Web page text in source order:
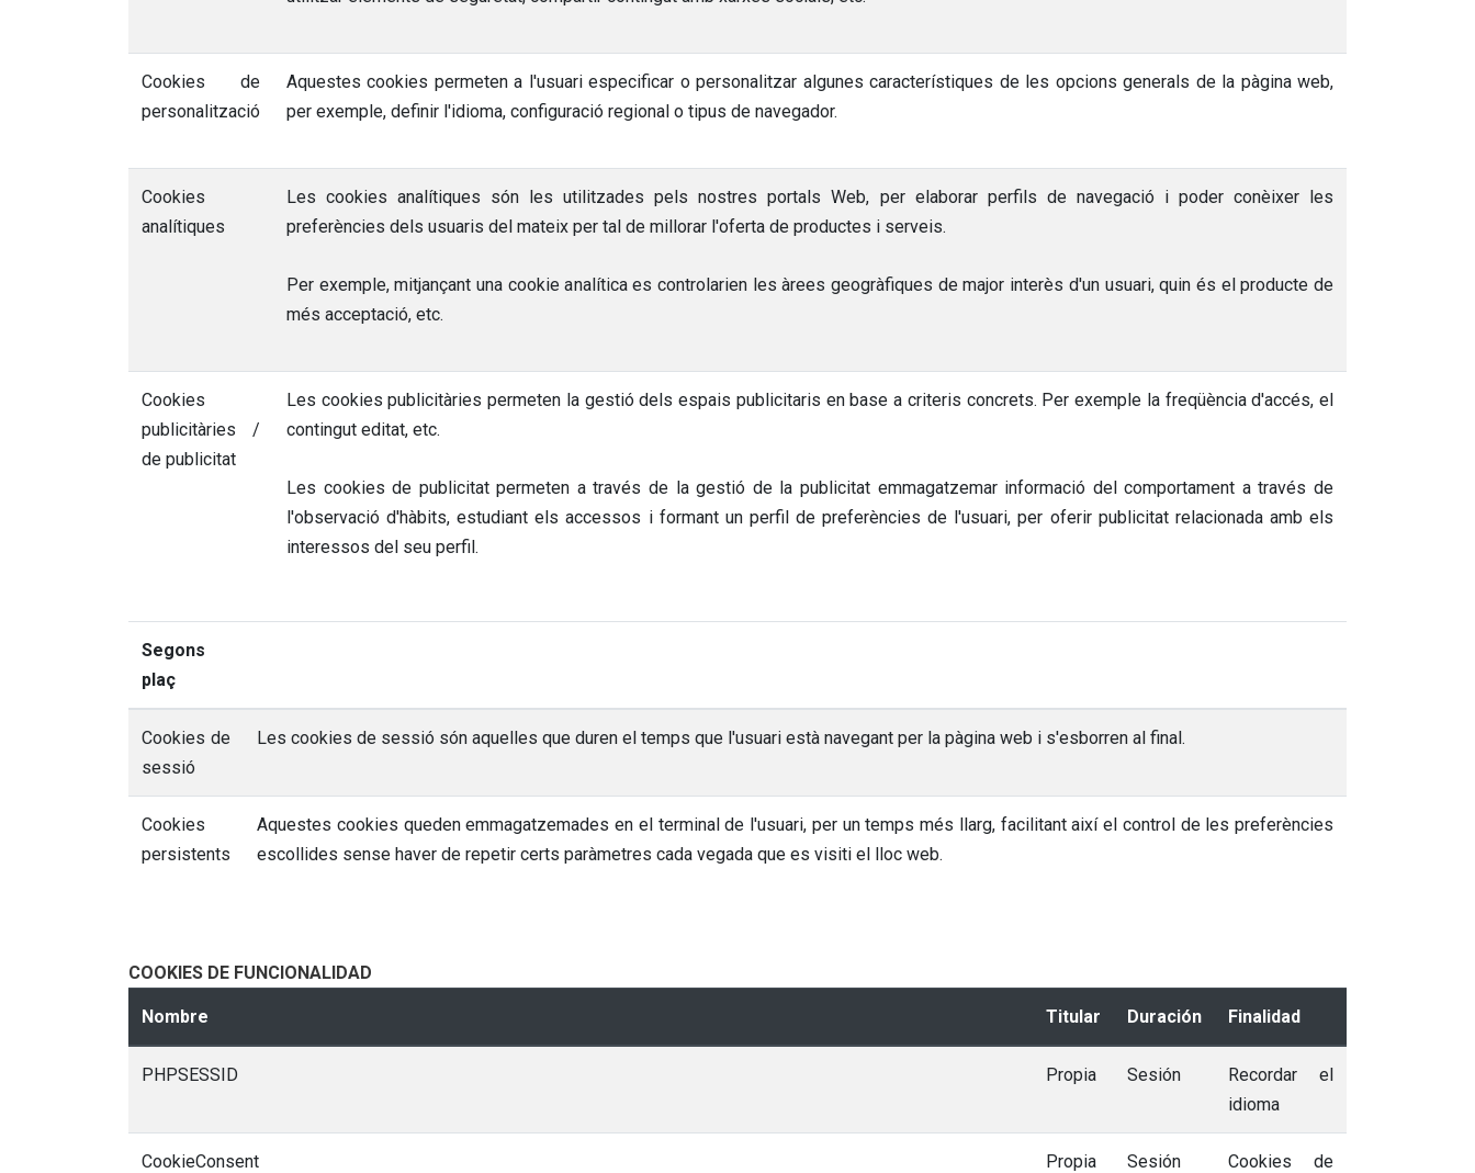
Cookies de
personalització
Aquestes cookies permeten a l'usuari especificar o personalitzar algunes característiques de les opcions generals de la pàgina web,
per exemple, definir l'idioma, configuració regional o tipus de navegador.
Cookies
analítiques
Les cookies analítiques són les utilitzades pels nostres portals Web, per elaborar perfils de navegació i poder conèixer les
preferències dels usuaris del mateix per tal de millorar l'oferta de productes i serveis.
Per exemple, mitjançant una cookie analítica es controlarien les àrees geogràfiques de major interès d'un usuari, quin és el producte de
més acceptació, etc.
Cookies
publicitàries /
de publicitat
Les cookies publicitàries permeten la gestió dels espais publicitaris en base a criteris concrets. Per exemple la freqüència d'accés, el
contingut editat, etc.
Les cookies de publicitat permeten a través de la gestió de la publicitat emmagatzemar informació del comportament a través de
l'observació d'hàbits, estudiant els accessos i formant un perfil de preferències de l'usuari, per oferir publicitat relacionada amb els
interessos del seu perfil.
Segons
plaç
Cookies de
sessió
Les cookies de sessió són aquelles que duren el temps que l'usuari està navegant per la pàgina web i s'esborren al final.
Cookies
persistents
Aquestes cookies queden emmagatzemades en el terminal de l'usuari, per un temps més llarg, facilitant així el control de les preferències
escollides sense haver de repetir certs paràmetres cada vegada que es visiti el lloc web.
COOKIES DE FUNCIONALIDAD
Nombre Titular Duración Finalidad
PHPSESSID Propia Sesión
Recordar el
idioma
CookieConsent Propia Sesión
Cookies de